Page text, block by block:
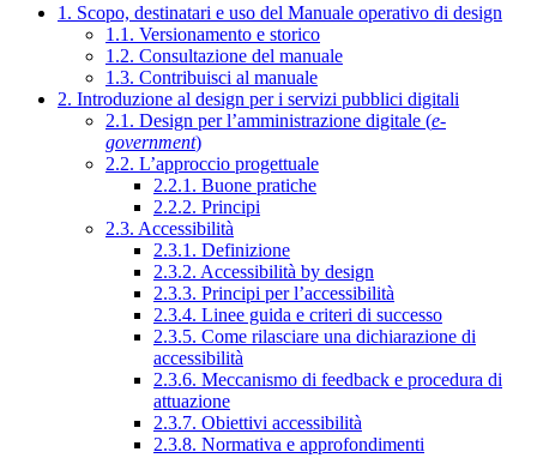
1. Scopo, destinatari e uso del Manuale operativo di design
1.1. Versionamento e storico
1.2. Consultazione del manuale
1.3. Contribuisci al manuale
2. Introduzione al design per i servizi pubblici digitali
2.1. Design per l’amministrazione digitale (e-
government)
2.2. L’approccio progettuale
2.2.1. Buone pratiche
2.2.2. Principi
2.3. Accessibilità
2.3.1. Definizione
2.3.2. Accessibilità by design
2.3.3. Principi per l’accessibilità
2.3.4. Linee guida e criteri di successo
2.3.5. Come rilasciare una dichiarazione di
accessibilità
2.3.6. Meccanismo di feedback e procedura di
attuazione
2.3.7. Obiettivi accessibilità
2.3.8. Normativa e approfondimenti